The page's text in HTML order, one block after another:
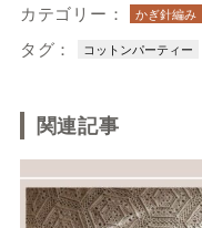
カテゴリー： かぎ針編み
タグ： コットンパーティー
関連記事